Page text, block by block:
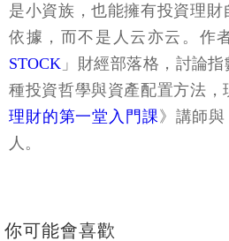
是小資族，也能擁有投資理
依據，而不是人云亦云。作
STOCK 」財經部落格，討論
種投資哲學與資產配置方法，
理財的第一堂入門課 》講師
人。
你可能會喜歡